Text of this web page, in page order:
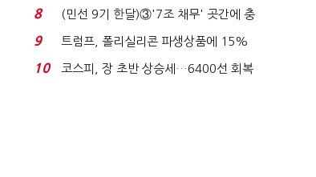
비 0.2% 감소...
8
(민선 9기 한달)③'7조 채무' 곳간에 충
격…추미애, 20년...
9
트럼프, 폴리실리콘 파생상품에 15%
관세…"미 산업 재건"...
10
코스피, 장 초반 상승세…6400선 회복